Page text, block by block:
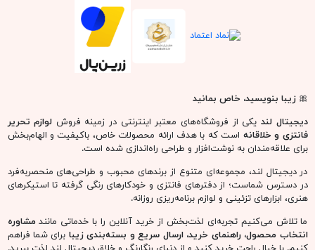
🎀زیبا بنویسید، خاص بمانید
دیجیتال لند یکی از فروشگاه‌های معتبر اینترنتی در زمینه فروش لوازم تحریر
فانتزی و خلاقانه است که با هدف ارائه محصولات خاص، باکیفیت و الهام‌بخش
برای علاقه‌مندان به نوشت‌افزار و طراحی راه‌اندازی شده است.
در دیجیتال لند، مجموعه‌ای متنوع از برندهای محبوب و طراحی‌های منحصربه‌فرد
در دسترس شماست؛ از دفترهای فانتزی و خودکارهای رنگی گرفته تا استیکرهای
هنری، ابزارهای تزئینی و لوازم برنامه‌ریزی روزانه.
ما تلاش می‌کنیم تجربه‌ای لذت‌بخش از خرید آنلاین را با خدماتی مانندمشاوره
انتخاب محصول، راهنمای خرید، ارسال سریع و بسته‌بندی زیبا برای شما فراهم